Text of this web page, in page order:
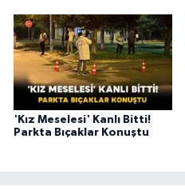
'Kız Meselesi' Kanlı Bitti!
Parkta Bıçaklar Konuştu